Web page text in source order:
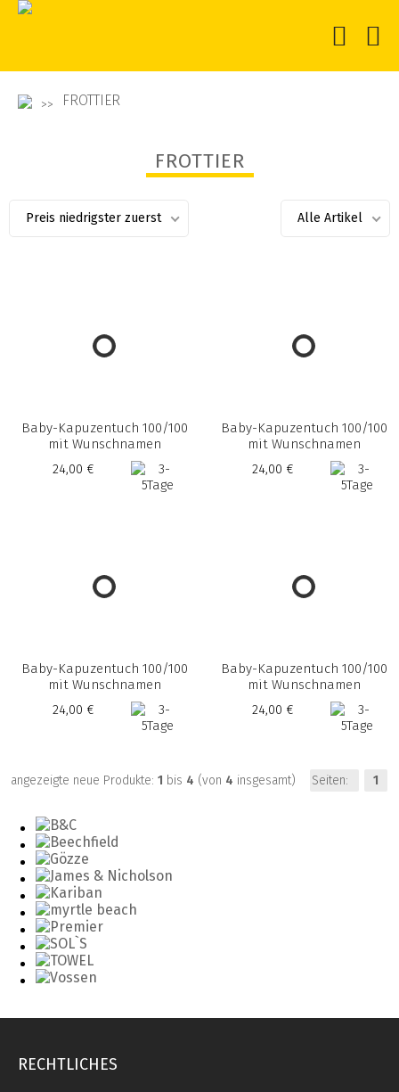
FROTTIER
FROTTIER
Preis niedrigster zuerst Alle Artikel
Baby-Kapuzentuch 100/100
mit Wunschnamen
24,00 €
Baby-Kapuzentuch 100/100
mit Wunschnamen
24,00 €
Baby-Kapuzentuch 100/100
mit Wunschnamen
24,00 €
Baby-Kapuzentuch 100/100
mit Wunschnamen
24,00 €
Seiten: 1
angezeigte neue Produkte: 1 bis 4 (von 4 insgesamt)
RECHTLICHES